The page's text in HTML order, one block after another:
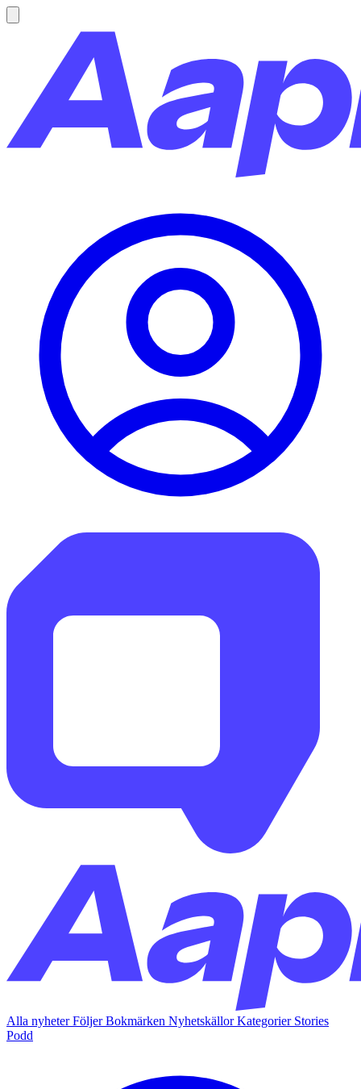
Alla nyheterFöljerBokmärken NyhetskällorKategorier Stories
Podd